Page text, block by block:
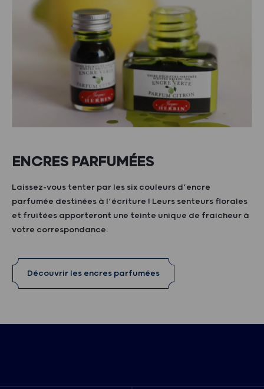
ENCRES PARFUMÉES
Laissez-vous tenter par les six couleurs d’encre
parfumée destinées à l’écriture ! Leurs senteurs florales
et fruitées apporteront une teinte unique de fraicheur à
votre correspondance.
Découvrir les encres parfumées